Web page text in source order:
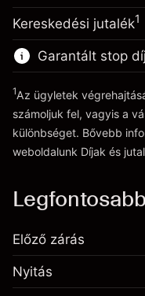
Ügyletméret
Tőkeáttételből
Kereskedési jutalék1
Garantált stop díj
1Az ügyletek
számoljuk fel, vagyis a
különbséget. Bővebb
weboldalunk Díjak és
Előző zárás
Nyitás